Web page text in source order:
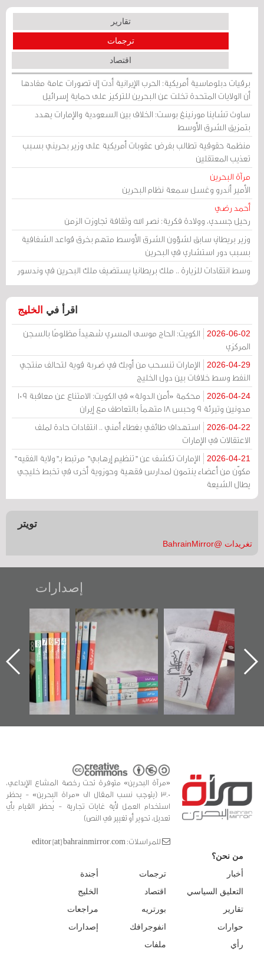
تقارير
ترجمات
اقتصاد
برقيات دبلوماسية أمريكية: الحرب الإيرانية أدت إلى تصورات عامة مفادها
أن الولايات المتحدة تخلت عن البحرين للتركيز على حماية إسرائيل
ساوث تشاينا مورنينغ بوست: الخلاف بين السعودية والإمارات يهدد
بتمزيق الشرق الأوسط
منظمة حقوقية تطالب بفرض عقوبات أمريكية على وزير بحريني بسبب
تعذيب المعتقلين
مرآة البحرين
الأمير أندرو وغسل سمعة نظام البحرين
أحمد رضي
رحيل جسدي، وولادة فكرية: نصر الله وثقافة تجاوزت الزمن
وزير بريطاني سابق لشؤون الشرق الأوسط متهم بخرق قواعد الشفافية
بسبب دور استشاري في البحرين
وسط انتقادات للزيارة .. ملك بريطانيا يستضيف ملك البحرين في وندسور
اقرأ في الخليج
2026-06-02
الكويت: الحاج موسى المسري شهيداً مظلومًا بالسجن
المركزي
2026-04-29
الإمارات تنسحب من أوبك في ضربة قوية لتحالف منتجي
النفط وسط خلافات بين دول الخليج
2026-04-24
محكمة «أمن الدولة» في الكويت: الامتناع عن معاقبة 109
مدونين وتبرئة 9 وحبس 18 متهماً بالتعاطف مع إيران
2026-04-22
استهداف طائفي بغطاء أمني .. انتقادات حادة لملف
الاعتقالات في الإمارات
2026-04-21
الإمارات تكشف عن "تنظيم إرهابي" مرتبط بـ"ولاية الفقيه"
مكوّن من أعضاء ينتمون لمدارس فقهية وحوزوية أخرى في تخبط خليجي
يطال الشيعة
تويتر
تغريدات @BahrainMirror
إصدارات
الأخير":
عن
ساحة
أوال
والتوثيق
تصنيف موضوعي
للوثائق البريطانية
يقدمه «مركز أوال»
كتب
"مرآة البحرين"
تصدر حصاد
الساحات 2019
عسكري
«مرآة
«مرآة البحرين» متوفرة تحت رخصة المشاع الإبداعي،
3.0 (يتوجب نسب المقال الى «مراة البحرين» - يحظر
استخدام العمل لأية غايات تجارية - يُحظر القيام بأي
تعديل، تحوير أو تغيير في النص)
للمراسلات: editor [at] bahrainmirror.com
من نحن؟
أخبار
التعليق السياسي
تقارير
حوارات
رأي
ترجمات
اقتصاد
بورتريه
انفوجرافك
ملفات
أجندة
الخليج
مراجعات
إصدارات